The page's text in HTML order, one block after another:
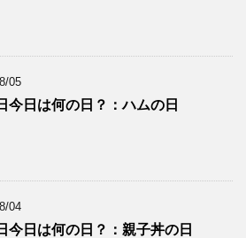
05
今日は何の日？：ハムの日
04
今日は何の日？：親子丼の日